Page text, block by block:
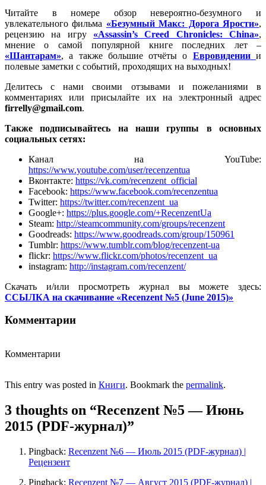
Читайте в номере обзор невероятно-безумного и
увлекательного фильма «Безумный Макс: Дорога Ярости»,
рецензию на игру «Assassin’s Creed Chronicles: China»,
мнение о самой популярной книге последних лет –
«Шантарам», а также большие отчёты о Евровидении и
полевые заметки с событий, проходящих на выходных!
Делитесь с нами своими отзывами и пожеланиями в
комментариях или присылайте их на электронный адрес
firrelly@gmail.com.
Также подписывайтесь на наши группы в основных
социальных сетях:
Канал на YouTube:
https://www.youtube.com/user/recenzentua
Вконтакте: https://vk.com/recenzent_official
Facebook: https://www.facebook.com/recenzentua
Twitter: https://twitter.com/recenzent_ua
Google+: https://plus.google.com/+RecenzentUa
Steam: http://steamcommunity.com/groups/recenzent
Goodreads: https://www.goodreads.com/group/150961
Tumblr: https://www.tumblr.com/blog/recenzent-ua
flickr: https://www.flickr.com/photos/recenzent_ua
instagram: http://instagram.com/recenzent/
Скачать и/или просмотреть журнал вы можете здесь:
ССЫЛКА на скачивание «Recenzent №5 (June 2015)»
Комментарии
Комментарии
This entry was posted in Книги. Bookmark the permalink.
3 thoughts on “Recenzent №5 — Июнь
2015 (PDF-журнал)”
Pingback: Recenzent №6 — Июль 2015 (PDF-журнал) |
Рецензент
Pingback: Recenzent №7 — Август 2015 (PDF-журнал) |